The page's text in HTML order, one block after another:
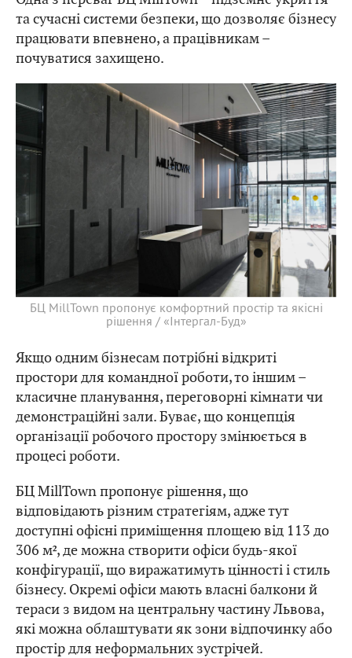
та сучасні системи безпеки, що дозволяє бізнесу
працювати впевнено, а працівникам –
почуватися захищено.
БЦ MillTown пропонує комфортний простір та якісні
рішення / «Інтергал-Буд»
Якщо одним бізнесам потрібні відкриті
простори для командної роботи, то іншим –
класичне планування, переговорні кімнати чи
демонстраційні зали. Буває, що концепція
організації робочого простору змінюється в
процесі роботи.
БЦ MillTown пропонує рішення, що
відповідають різним стратегіям, адже тут
доступні офісні приміщення площею від 113 до
306 м², де можна створити офіси будь-якої
конфігурації, що виражатимуть цінності і стиль
бізнесу. Окремі офіси мають власні балкони й
тераси з видом на центральну частину Львова,
які можна облаштувати як зони відпочинку або
простір для неформальних зустрічей.